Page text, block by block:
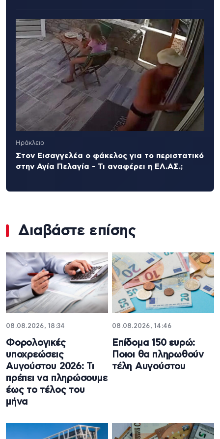
Ηράκλειο
Στον Εισαγγελέα ο φάκελος για το περιστατικό
στην Αγία Πελαγία - Τι αναφέρει η ΕΛ.ΑΣ.;
Διαβάστε επίσης
08.08.2026, 18:34
Φορολογικές
υποχρεώσεις
Αυγούστου 2026: Τι
πρέπει να πληρώσουμε
έως το τέλος του
μήνα
08.08.2026, 14:46
Επίδομα 150 ευρώ:
Ποιοι θα πληρωθούν
τέλη Αυγούστου